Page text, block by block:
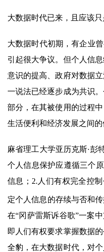
大数据时代已来，且应该只
大数据时代初期，有企业
引起很大争议。但个人信
意识的提高、政府对数据
一说法已经逐步成为共识
部分，在其被使用的过程
生活便利和经济发展之间的
麻省理工大学亚历克斯·彭
个人信息保护应遵循三个
信息；2.人们有权完全控
定个人信息的存续与否和传
在“冈萨雷斯诉谷歌”一案
即人们有权要求掌握数据
全豹，在大数据时代，对